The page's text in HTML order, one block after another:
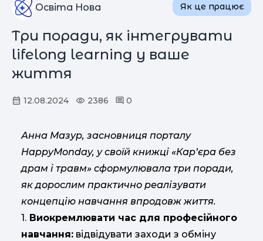
Освіта Нова Як це працює
Три поради, як інтегрувати
lifelong learning у ваше
життя
12.08.2024 2386 0
Анна Мазур, засновниця порталу
HappyMonday, у своїй книжці «Кар’єра без
драм і травм» сформулювала три поради,
як дорослим практично реалізувати
концепцію навчання впродовж життя.
1. Виокремлювати час для професійного
навчання: відвідувати заходи з обміну